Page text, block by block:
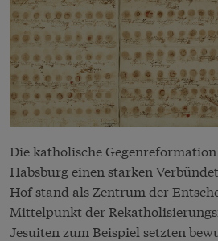
Die katholische
Habsburg einen starken
Hofstand als Zentrum der
Mittelpunkt der
Jesuiten zum Beispiel setzten